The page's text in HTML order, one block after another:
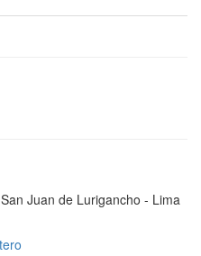
Juan de Lurigancho - Lima